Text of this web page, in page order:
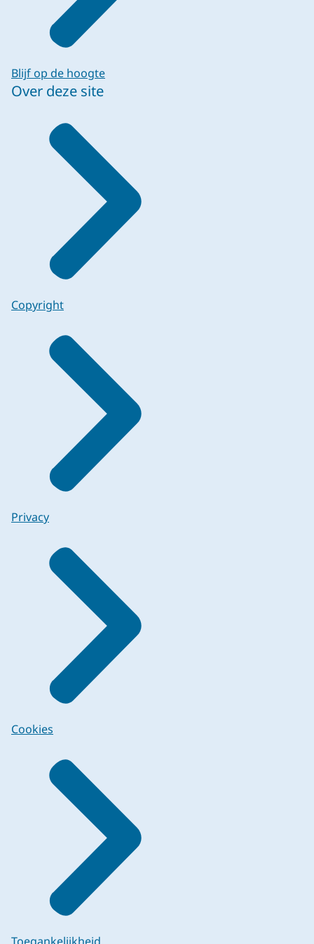
Blijf op de hoogte
Over deze site
Copyright
Privacy
Cookies